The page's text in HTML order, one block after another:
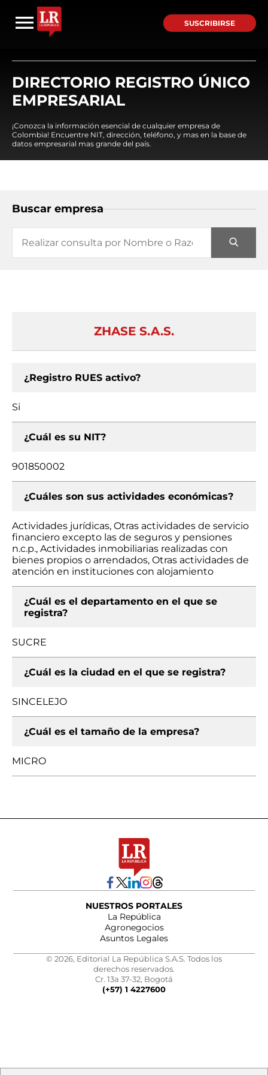
SUSCRIBIRSE
DIRECTORIO REGISTRO ÚNICO
EMPRESARIAL
¡Conozca la información esencial de cualquier empresa de
Colombia! Encuentre NIT, dirección, teléfono, y mas en la base de
datos empresarial mas grande del país.
Buscar empresa
ZHASE S.A.S.
¿Registro RUES activo?
Si
¿Cuál es su NIT?
901850002
¿Cuáles son sus actividades económicas?
Actividades jurídicas, Otras actividades de servicio
financiero excepto las de seguros y pensiones
n.c.p., Actividades inmobiliarias realizadas con
bienes propios o arrendados, Otras actividades de
atención en instituciones con alojamiento
¿Cuál es el departamento en el que se
registra?
SUCRE
¿Cuál es la ciudad en el que se registra?
SINCELEJO
¿Cuál es el tamaño de la empresa?
MICRO
NUESTROS PORTALES
La República
Agronegocios
Asuntos Legales
© 2026, Editorial La República S.A.S. Todos los
derechos reservados.
Cr. 13a 37-32, Bogotá
(+57) 1 4227600